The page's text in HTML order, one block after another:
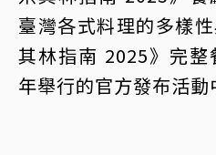
臺灣各式料理的多樣
其林指南 2025》完
年舉行的官方發布活動